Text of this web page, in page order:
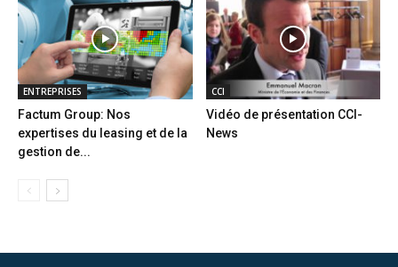
ENTREPRISES
Factum Group: Nos
expertises du leasing et de la
gestion de...
CCI
Vidéo de présentation CCI-
News